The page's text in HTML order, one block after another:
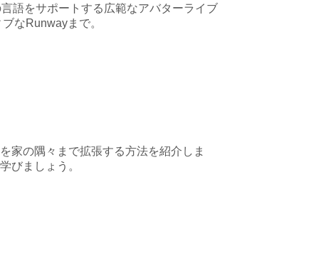
語をサポートする広範なアバターライブ
なRunwayまで。
家の隅々まで拡張する方法を紹介しま
びましょう。